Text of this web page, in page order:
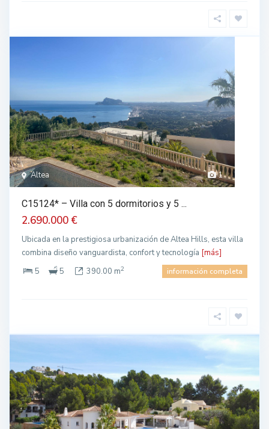
1
Altea
C15124* – Villa con 5 dormitorios y 5 ...
2.690.000 €
Ubicada en la prestigiosa urbanización de Altea Hills, esta villa
combina diseño vanguardista, confort y tecnología [más]
5
5 390.00 m2 información completa